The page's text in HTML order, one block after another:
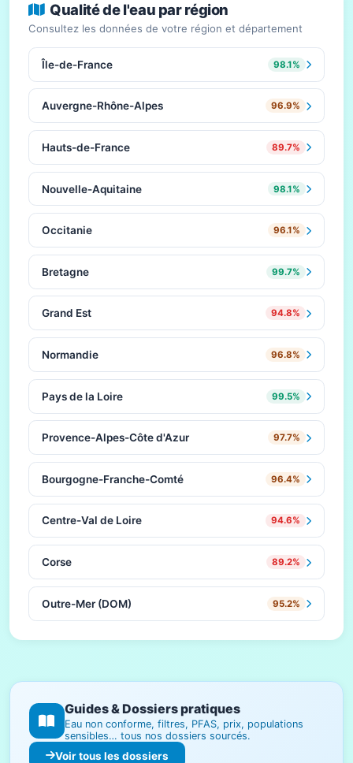
Qualité de l'eau par région
Consultez les données de votre région et département
Île-de-France 98.1%
Auvergne-Rhône-Alpes 96.9%
Hauts-de-France 89.7%
Nouvelle-Aquitaine 98.1%
Occitanie 96.1%
Bretagne 99.7%
Grand Est 94.8%
Normandie 96.8%
Pays de la Loire 99.5%
Provence-Alpes-Côte d'Azur 97.7%
Bourgogne-Franche-Comté 96.4%
Centre-Val de Loire 94.6%
Corse 89.2%
Outre-Mer (DOM) 95.2%
Guides & Dossiers pratiques
Eau non conforme, filtres, PFAS, prix, populations
sensibles… tous nos dossiers sourcés.
Voir tous les dossiers